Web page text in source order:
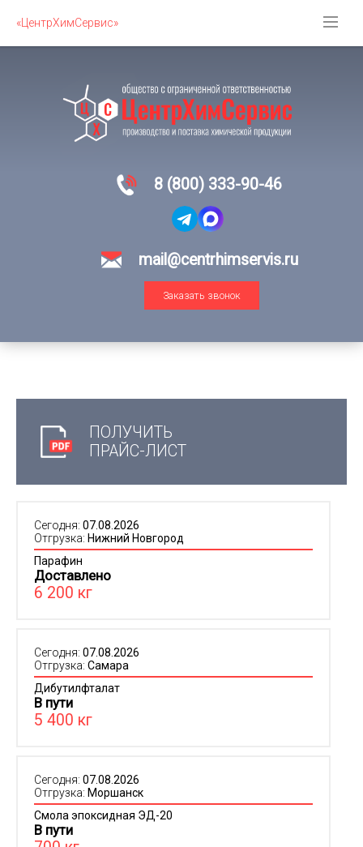
«ЦентрХимСервис»
8 (800) 333-90-46
mail@centrhimservis.ru
Заказать звонок
ПОЛУЧИТЬ
ПРАЙС-ЛИСТ
Сегодня: 07.08.2026
Отгрузка: Нижний Новгород
Парафин
Доставлено
6 200 кг
Сегодня: 07.08.2026
Отгрузка: Самара
Дибутилфталат
В пути
5 400 кг
Сегодня: 07.08.2026
Отгрузка: Моршанск
Смола эпоксидная ЭД-20
В пути